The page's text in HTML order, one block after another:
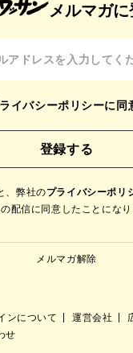
メルマガ
イバシーポリシーに同
、弊社のプライバシーポリ
配信に同意したことにな
メルマガ解除
ンについて 運営会社
せ